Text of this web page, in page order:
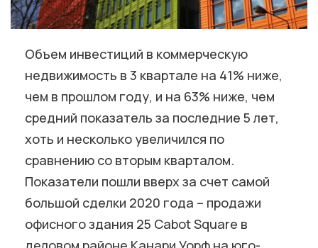
Объем инвестиций в коммерческую
недвижимость в 3 квартале на 41% ниже,
чем в прошлом году, и на 63% ниже, чем
средний показатель за последние 5 лет,
хоть и несколько увеличился по
сравнению со вторым кварталом.
Показатели пошли вверх за счет самой
большой сделки 2020 года – продажи
офисного здания 25 Cabot Square в